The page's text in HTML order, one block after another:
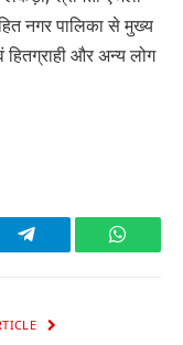
नगर पालिका से मुख्य
हितग्राही और अन्य लोग
Telegram